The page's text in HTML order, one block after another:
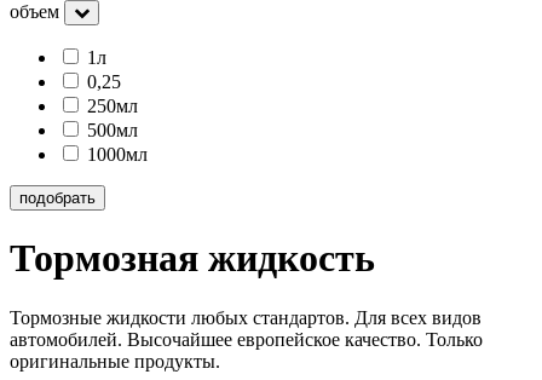
объем
1л
0,25
250мл
500мл
1000мл
подобрать
Тормозная жидкость
Тормозные жидкости любых стандартов. Для всех видов
автомобилей. Высочайшее европейское качество. Только
оригинальные продукты.